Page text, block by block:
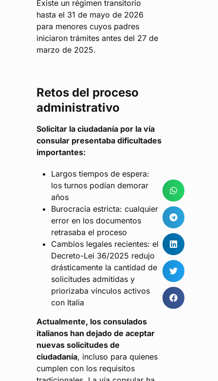
Existe un régimen transitorio
hasta el 31 de mayo de 2026
para menores cuyos padres
iniciaron trámites antes del 27 de
marzo de 2025.
Retos del proceso
administrativo
Solicitar la ciudadanía por la vía
consular presentaba dificultades
importantes:
Largos tiempos de espera:
los turnos podían demorar
años
Burocracia estricta: cualquier
error en los documentos
retrasaba el proceso
Cambios legales recientes: el
Decreto-Lei 36/2025 redujo
drásticamente la cantidad de
solicitudes admitidas y
priorizaba vínculos activos
con Italia
Actualmente, los consulados
italianos han dejado de aceptar
nuevas solicitudes de
ciudadanía, incluso para quienes
cumplen con los requisitos